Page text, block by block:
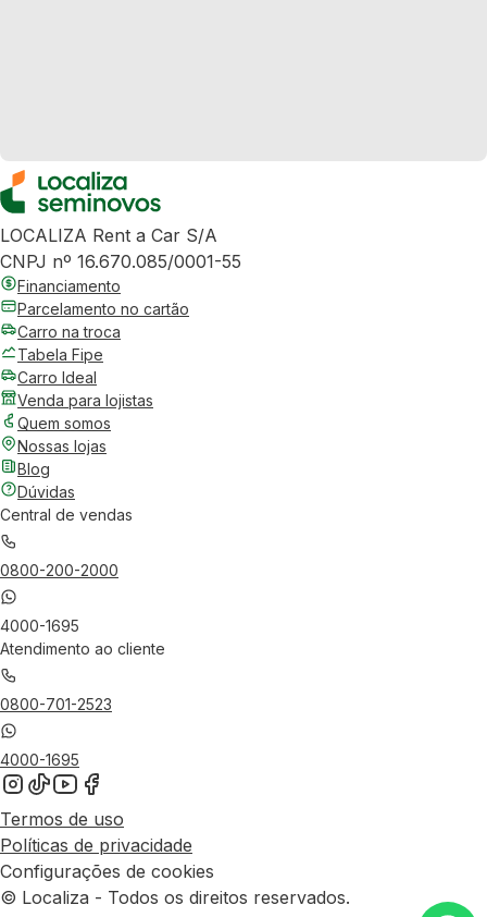
LOCALIZA Rent a Car S/A
CNPJ nº 16.670.085/0001-55
Financiamento
Parcelamento no cartão
Carro na troca
Tabela Fipe
Carro Ideal
Venda para lojistas
Quem somos
Nossas lojas
Blog
Dúvidas
Central de vendas
0800-200-2000
4000-1695
Atendimento ao cliente
0800-701-2523
4000-1695
Termos de uso
Políticas de privacidade
Configurações de cookies
© Localiza - Todos os direitos reservados.